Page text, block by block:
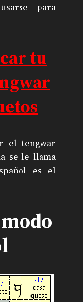
para
tu
el tengwar
se le llama
es el